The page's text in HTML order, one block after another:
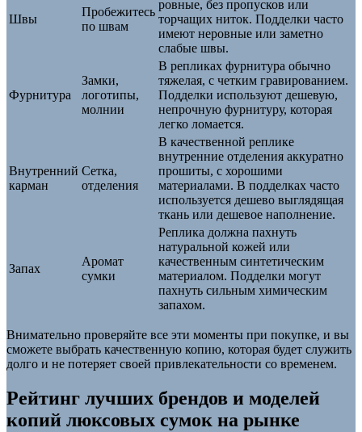
Швы
Пробежитесь
по швам
ровные, без пропусков или
торчащих ниток. Подделки часто
имеют неровные или заметно
слабые швы.
Фурнитура
Замки,
логотипы,
молнии
В репликах фурнитура обычно
тяжелая, с четким гравированием.
Подделки используют дешевую,
непрочную фурнитуру, которая
легко ломается.
Внутренний
карман
Сетка,
отделения
В качественной реплике
внутренние отделения аккуратно
прошиты, с хорошими
материалами. В подделках часто
используется дешево выглядящая
ткань или дешевое наполнение.
Запах
Аромат
сумки
Реплика должна пахнуть
натуральной кожей или
качественным синтетическим
материалом. Подделки могут
пахнуть сильным химическим
запахом.
Внимательно проверяйте все эти моменты при покупке, и вы
сможете выбрать качественную копию, которая будет служить
долго и не потеряет своей привлекательности со временем.
Рейтинг лучших брендов и моделей
копий люксовых сумок на рынке